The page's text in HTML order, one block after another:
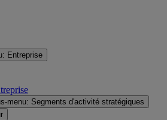
Entreprise
menu: Segments d'activité stratégiques